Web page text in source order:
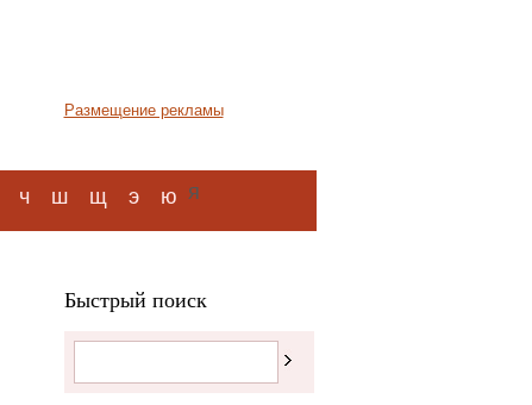
Размещение рекламы
ч ш щ э ю я
Быстрый поиск